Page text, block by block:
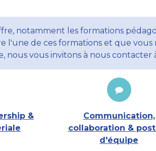
notamment les formations
l'une de ces formations et que
nous vous invitons à nous contacter
&
Communication,
collaboration &
d'équipe